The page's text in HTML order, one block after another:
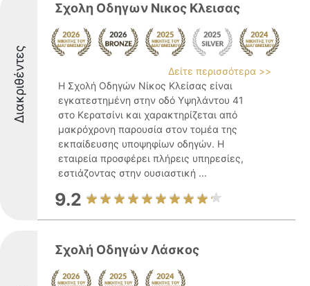
Διακριθέντες
Σχολη Οδηγων Nικος Κλεισας
Δείτε περισσότερα >>
Η Σχολή Οδηγών Νίκος Κλείσας είναι
εγκατεστημένη στην οδό Υψηλάντου 41
στο Κερατσίνι και χαρακτηρίζεται από
μακρόχρονη παρουσία στον τομέα της
εκπαίδευσης υποψηφίων οδηγών. Η
εταιρεία προσφέρει πλήρεις υπηρεσίες,
εστιάζοντας στην ουσιαστική ...
9.2
Σχολή Οδηγών Λάσκος